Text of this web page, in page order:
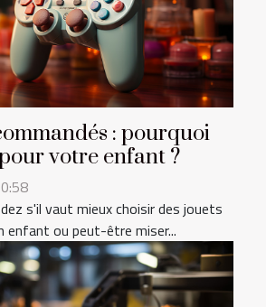
: pourquoi
votre enfant ?
s'il vaut mieux choisir des jouets
enfant ou peut-être miser...